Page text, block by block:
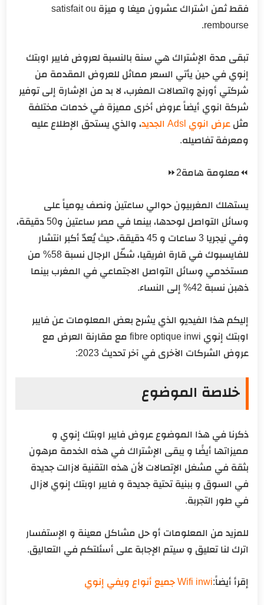
فقط ثمن اشتراك عشرون ميغا و ميزة satisfait ou
rembourse.
تبقى مدة الإشتراك هي سنة بالنسبة لعروض فايبر اوبتك
إنوي في حين يأتي السعر مماثل للعروض المقدمة من
شركتي أورنج واتصالات المغرب، لا بد من الإشارة إلى توفير
شركة انوي أيضاً عروض أخرى مميزة في خدمات مختلفة
مثلعرض انوي Adsl الجديد
، والذي يستحق الإطلاع عليه
ومعرفة تفاصيله.
⏪معلومة هامة2⏩
يستهلك المغربيون حوالي ساعتين ونصف يومياً على
وسائل التواصل لوحدها، بينما في مصر ساعتين و50 دقيقة،
وفي نيجريا 3 ساعات و 45 دقيقة، حيث يُعدّ أكبر انتشار
للفايسبوك في قارة افريقيا، شكّل الرجال نسبة 58% من
مستخدمي وسائل التواصل الاجتماعي في المغرب بينما
ذهبن نسبة 42% إلى النساء.
إليكم هذا الفيديو الذي يشرح بعض المعلومات عن فايبر
اوبتك إنوي fibre optique inwi مع مقارنة العرض مع
عروض الشركات الآخرى في آخر تحديث 2023:
خلاصة الموضوع
ذكرنا في هذا الموضوع عروض فايبر اوبتك إنوي و
مميزاتها أيضًا و يبقى الإشتراك في هذه الخدمة مرهون
بثقة في مشغل الإتصالات لأن هذه التقنية لازالت جديدة
في السوق و ببنية تحتية جديدة و فايبر اوبتك إنوي لازال
في طور التجربة.
للمزيد من المعلومات أو حل مشاكل معينة و الإستفسار
اترك لنا تعليق و سيتم الإجابة على أسئلتكم في التعاليق.
إقرأ أيضاً:Wifi inwi جميع أنواع ويفي إنوي